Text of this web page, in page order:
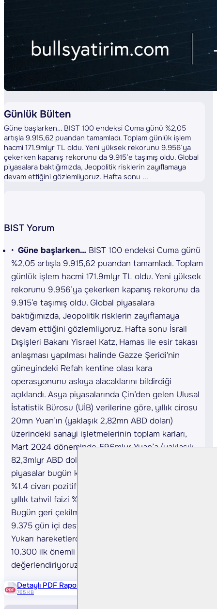
Günlük Bülten
Güne başlarken… BIST 100 endeksi Cuma günü %2,05
artışla 9.915,62 puandan tamamladı. Toplam günlük işlem
hacmi 171.9mlyr TL oldu. Yeni yüksek rekorunu 9.956’ya
çekerken kapanış rekorunu da 9.915’e taşımış oldu. Global
piyasalara baktığımızda, Jeopolitik risklerin zayıflamaya
devam ettiğini gözlemliyoruz. Hafta sonu ...
BIST Yorum
Güne başlarken… BIST 100 endeksi Cuma günü
%2,05 artışla 9.915,62 puandan tamamladı. Toplam
günlük işlem hacmi 171.9mlyr TL oldu. Yeni yüksek
rekorunu 9.956’ya çekerken kapanış rekorunu da
9.915’e taşımış oldu. Global piyasalara
baktığımızda, Jeopolitik risklerin zayıflamaya
devam ettiğini gözlemliyoruz. Hafta sonu İsrail
Dışişleri Bakanı Yisrael Katz, Hamas ile esir takası
anlaşması yapılması halinde Gazze Şeridi'nin
güneyindeki Refah kentine olası kara
operasyonunu askıya alacaklarını bildirdiği
açıklandı. Asya piyasalarında Çin’den gelen Ulusal
İstatistik Bürosu (UİB) verilerine göre, yıllık cirosu
20mn Yuan’ın (yaklaşık 2,82mn ABD doları)
üzerindeki sanayi işletmelerinin toplam karları,
Mart 2024 döneminde 596mlyr Yuan’a (yaklaşık
82,3mlyr ABD doları) ulaştı. Japonya’da ise
piyasalar bugün kapalı. Hong Kong %1,3 civarı, Çin
%1.4 civarı pozitif işlemlerini sürdürüyor. ABD 10
yıllık tahvil faizi %4,66 civarında işlem görüyor.
Bugün geri çekilmelerde 9.850 – 9.775 – 9.725 –
9.375 gün içi destek noktalarını takip edeceğiz.
Yukarı hareketlerde ise 9.950 – 9.985 – 10.150 –
10.300 ilk önemli dirençlerimiz olarak
değerlendiriyoruz.
Detaylı PDF Raporu
765 KB